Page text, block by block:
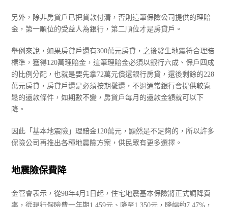
另外，除非房貸戶已把貸款付清，否則這筆保險公司提供的理賠
金，第一順位的受益人為銀行，第二順位才是房貸戶。
舉例來說，如果房貸戶還有300萬元房貸，之後發生地震符合理賠
標準，獲得120萬理賠金，這筆理賠金必須以銀行六成、保戶四成
的比例分配，也就是要先拿72萬元償還銀行房貸，還後剩餘的228
萬元房貸，房貸戶還是必須按期攤還，不過通常銀行會提供較寬
鬆的還款條件，如期數不變，房貸戶每月的還款金額就可以下
降。
因此「基本地震險」理賠金120萬元，顯然是不足夠的，所以許多
保險公司再推出各種地震險方案，供民眾有更多選擇。
地震險保費降
金管會表示，從98年4月1日起，住宅地震基本保險將正式調降費
率，從現行保險費一年期1,459元、降至1,350元，降幅約7.47%，